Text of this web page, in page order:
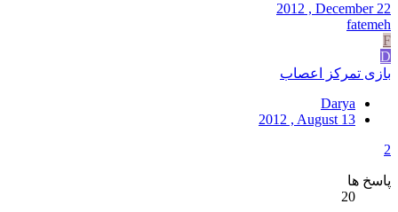
2012 , December 22
fatemeh
F
D
بازی تمرکز اعصاب
Darya
2012 , August 13
2
پاسخ ها
20